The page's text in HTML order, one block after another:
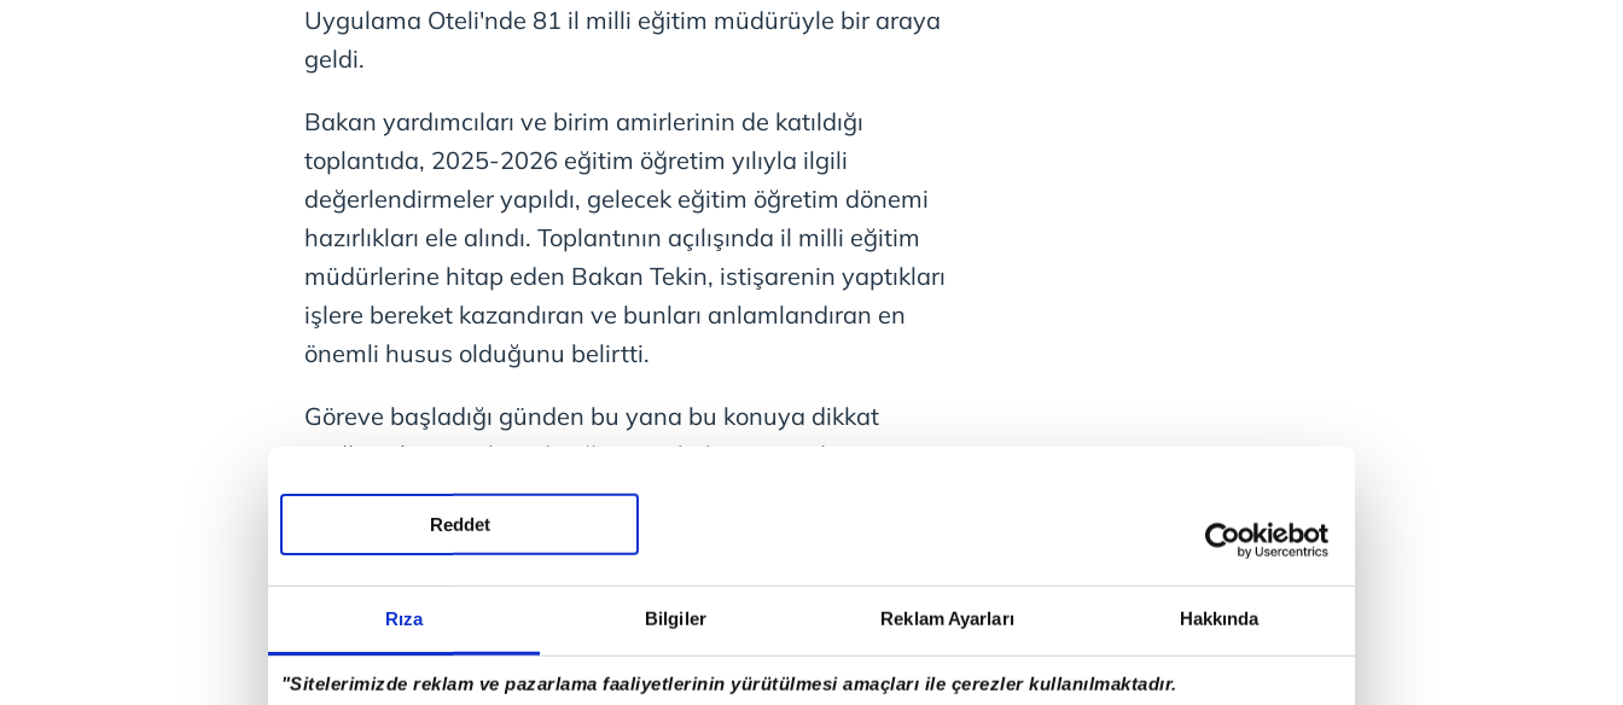
Rıza Bilgiler Reklam Ayarları Hakkında
"Sitelerimizde reklam ve pazarlama faaliyetlerinin yürütülmesi amaçları ile çerezler kullanılmaktadır.
Reddet
Uygulama Oteli'nde 81 il milli eğitim müdürüyle bir araya
geldi.
Bakan yardımcıları ve birim amirlerinin de katıldığı
toplantıda, 2025-2026 eğitim öğretim yılıyla ilgili
değerlendirmeler yapıldı, gelecek eğitim öğretim dönemi
hazırlıkları ele alındı. Toplantının açılışında il milli eğitim
müdürlerine hitap eden Bakan Tekin, istişarenin yaptıkları
işlere bereket kazandıran ve bunları anlamlandıran en
önemli husus olduğunu belirtti.
Göreve başladığı günden bu yana bu konuya dikkat
ettiğini, il ziyaretlerinde öğretmenlerle istişarede
bulunduğunu ifade eden Tekin, il müdürleri toplantısının
da bu anlamda büyük önem taşıdığını vurguladı.
Şanlıurfave Kahramanmaraş'ta elim olaylar yaşandığını
hatırlatan Tekin, bunlarla ilgili hem adli hem idari
soruşturmaların sürdüğünü, bu sürecin tüm boyutlarıyla